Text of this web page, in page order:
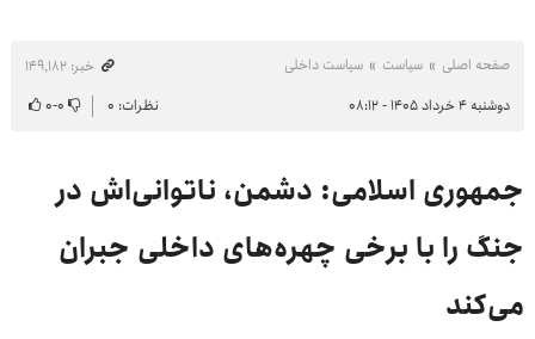
صفحه اصلی سیاست سیاست داخلی
خبر: ۱۴۹٬۱۸۲
دوشنبه ۴ خرداد ۱۴۰۵ - ۰۸:۱۲
نظرات: ۰ ۰-۰
جمهوری اسلامی: دشمن، ناتوانی‌اش در
جنگ را با برخی چهره‌های داخلی جبران
می‌کند